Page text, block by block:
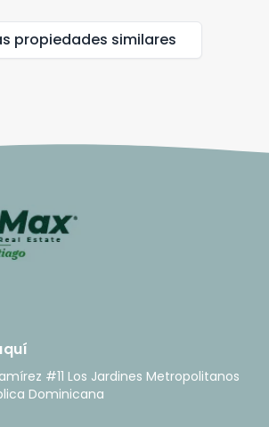
propiedades similares
#11 Los Jardines Metropolitanos
Dominicana